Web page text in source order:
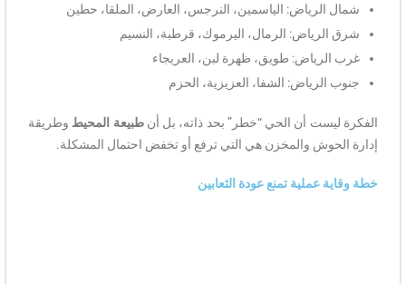
شمال الرياض: الياسمين، النرجس، العارض، الملقا، حطين
شرق الرياض: الرمال، اليرموك، قرطبة، النسيم
غرب الرياض: طويق، ظهرة لبن، العريجاء
جنوب الرياض: الشفا، العزيزية، الحزم
الفكرة ليست أن الحي “خطر” بحد ذاته، بل أنطبيعة المحيطوطريقة
إدارة الحوش والمخزن هي التي ترفع أو تخفض احتمال المشكلة.
خطة وقاية عملية تمنع عودة الثعابين